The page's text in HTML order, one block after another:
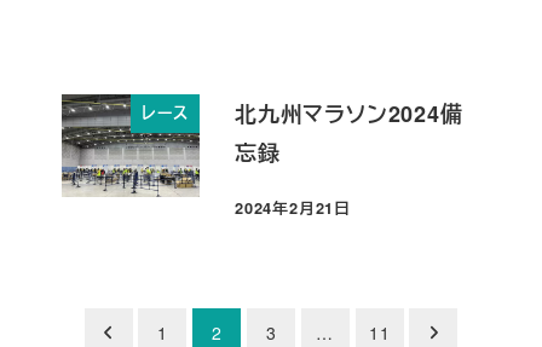
レース
北九州マラソン2024備
忘録
投稿日
2024年2月21日
1 2 3 … 11